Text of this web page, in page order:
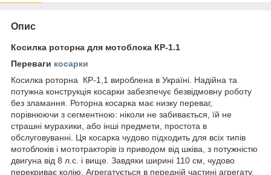
Опис
Косилка роторна для мотоблока КР-1.1
Переваги косарки
Косилка роторна КР-1,1 вироблена в Україні. Надійна та
потужна конструкція косарки забезпечує безвідмовну роботу
без зламання. Роторна косарка має низку переваг,
порівнюючи з сегментною: ніколи не забивається, їй не
страшні мурахики, або інші предмети, простота в
обслуговуванні. Ця косарка чудово підходить для всіх типів
мотоблоків і мототракторів із приводом від шківа, з потужністю
двигуна від 8 л.с. і вище. Завдяки ширині 110 см, чудово
перекриває колію. Агрегатується в передній частині агрегату.